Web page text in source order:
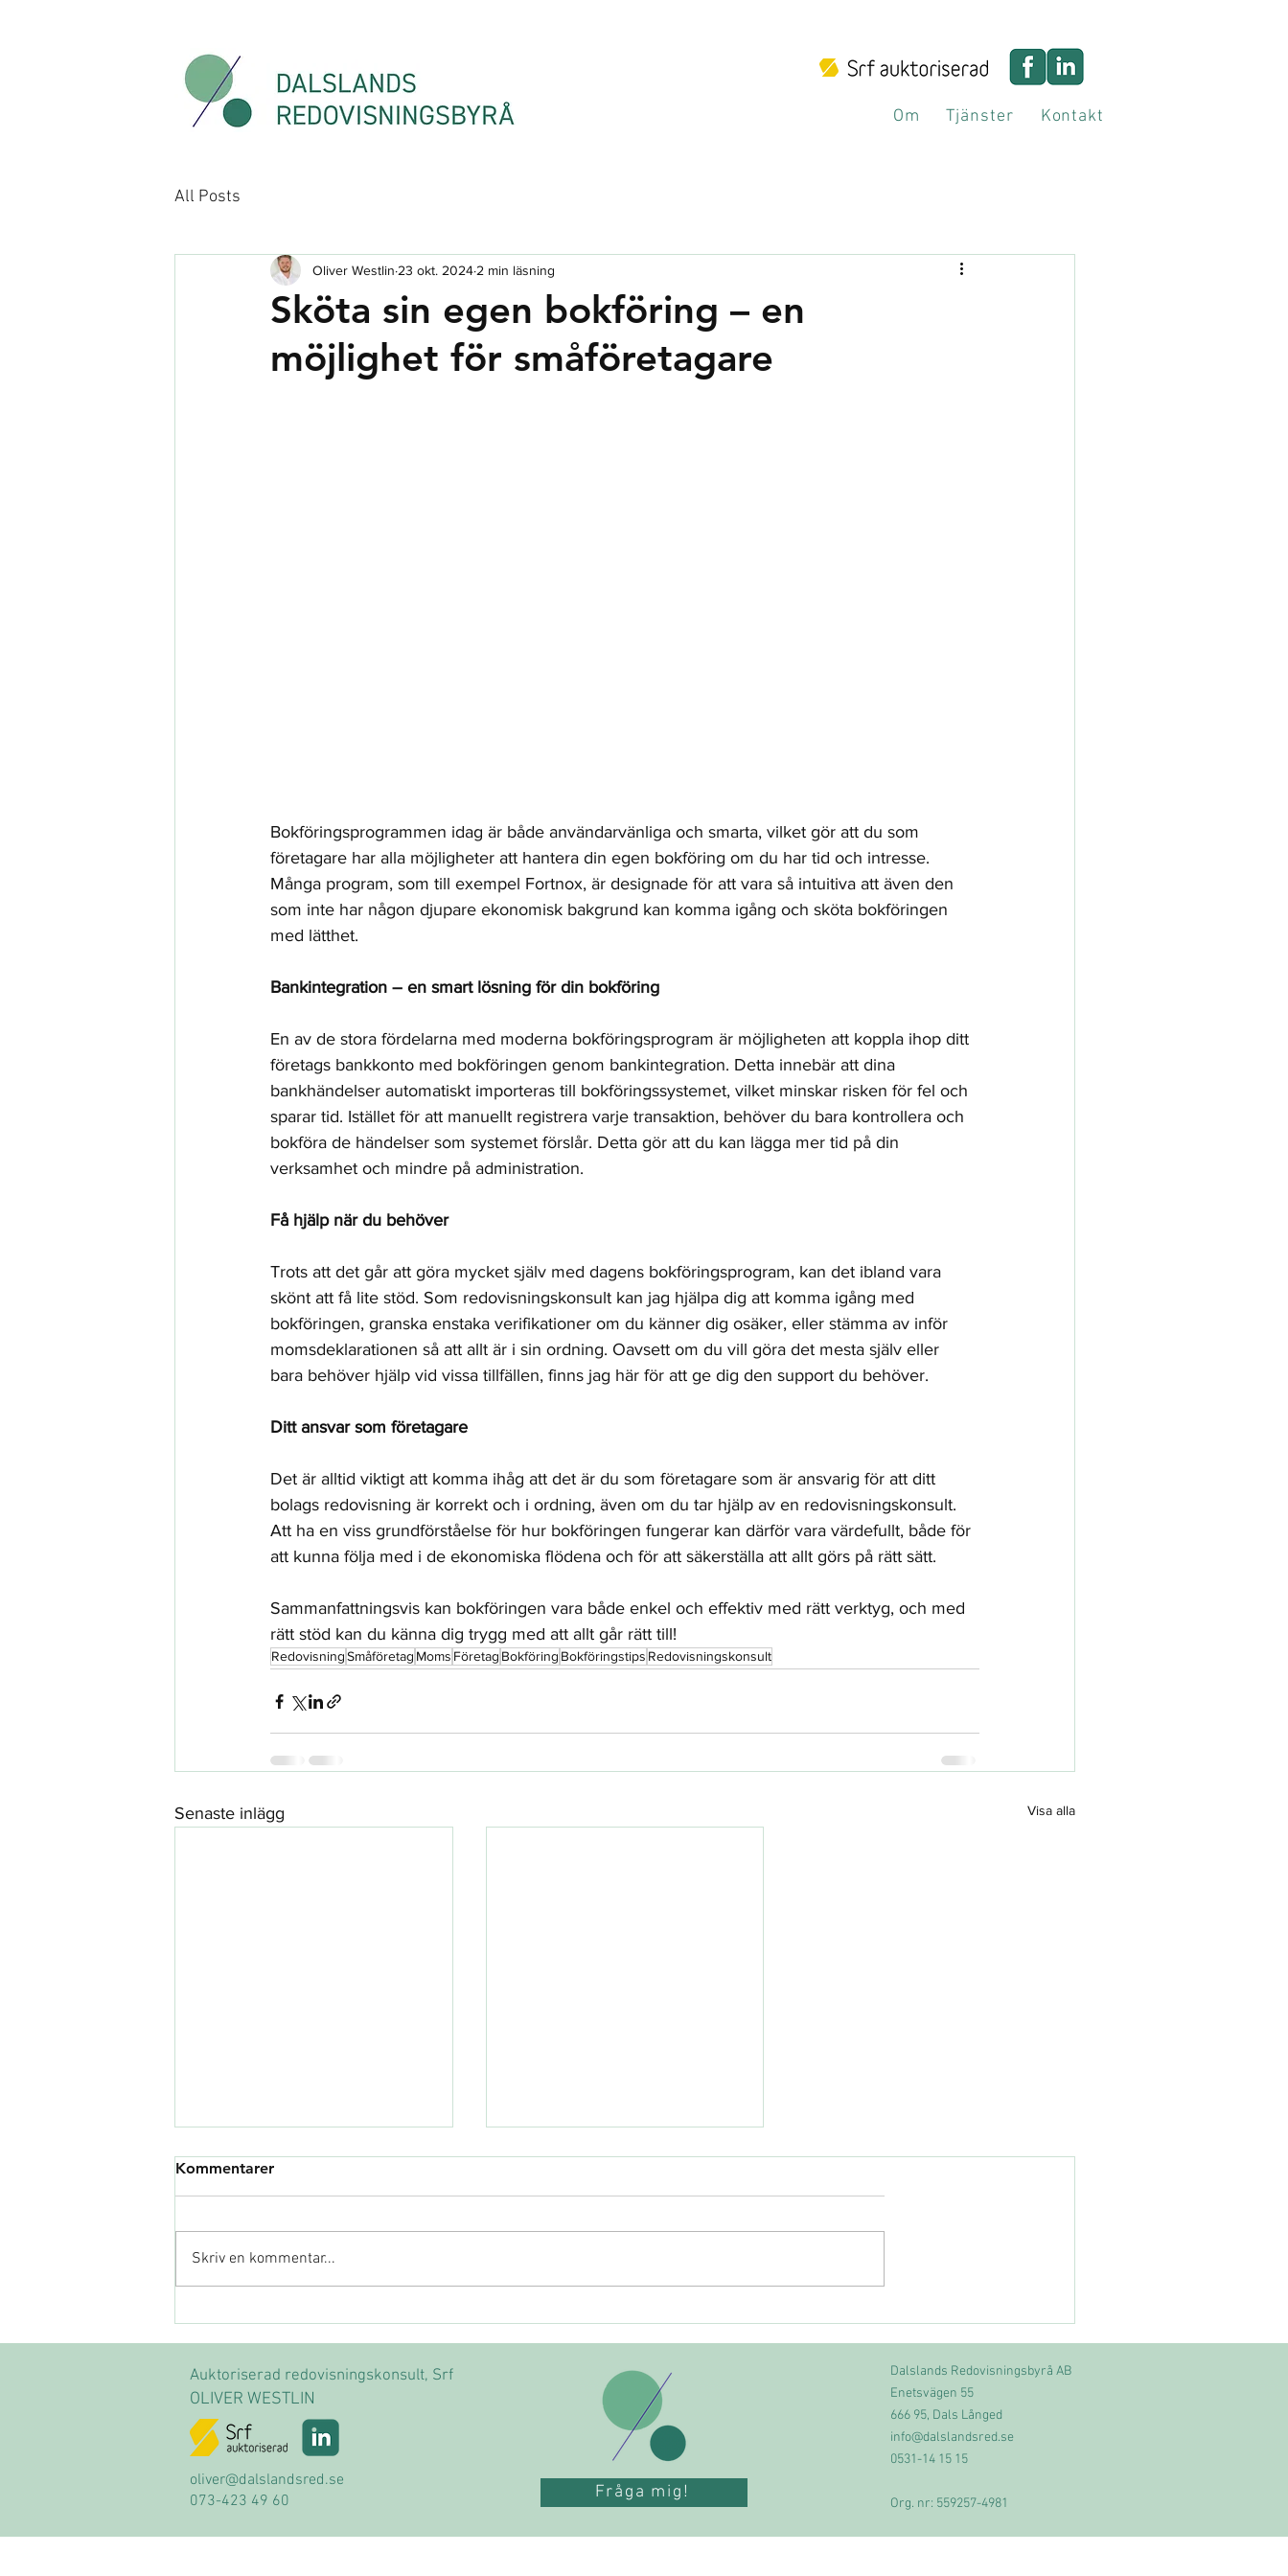
Om Tjänster Kontakt
All Posts
Sköta sin egen bokföring – en
möjlighet för småföretagare
Oliver Westlin 23 okt. 2024 2 min läsning
Bokföringsprogrammen idag är både användarvänliga och smarta, vilket gör att du som
företagare har alla möjligheter att hantera din egen bokföring om du har tid och intresse.
Många program, som till exempel Fortnox, är designade för att vara så intuitiva att även den
som inte har någon djupare ekonomisk bakgrund kan komma igång och sköta bokföringen
med lätthet.
Bankintegration – en smart lösning för din bokföring
En av de stora fördelarna med moderna bokföringsprogram är möjligheten att koppla ihop ditt
företags bankkonto med bokföringen genom bankintegration. Detta innebär att dina
bankhändelser automatiskt importeras till bokföringssystemet, vilket minskar risken för fel och
sparar tid. Istället för att manuellt registrera varje transaktion, behöver du bara kontrollera och
bokföra de händelser som systemet förslår. Detta gör att du kan lägga mer tid på din
verksamhet och mindre på administration.
Få hjälp när du behöver
Trots att det går att göra mycket själv med dagens bokföringsprogram, kan det ibland vara
skönt att få lite stöd. Som redovisningskonsult kan jag hjälpa dig att komma igång med
bokföringen, granska enstaka verifikationer om du känner dig osäker, eller stämma av inför
momsdeklarationen så att allt är i sin ordning. Oavsett om du vill göra det mesta själv eller
bara behöver hjälp vid vissa tillfällen, finns jag här för att ge dig den support du behöver.
Ditt ansvar som företagare
Det är alltid viktigt att komma ihåg att det är du som företagare som är ansvarig för att ditt
bolags redovisning är korrekt och i ordning, även om du tar hjälp av en redovisningskonsult.
Att ha en viss grundförståelse för hur bokföringen fungerar kan därför vara värdefullt, både för
att kunna följa med i de ekonomiska flödena och för att säkerställa att allt görs på rätt sätt.
Sammanfattningsvis kan bokföringen vara både enkel och effektiv med rätt verktyg, och med
rätt stöd kan du känna dig trygg med att allt går rätt till!
RedovisningSmåföretag Moms Företag Bokföring Bokföringstips Redovisningskonsult
Senaste inlägg Visa alla
vid köp från EU – en fälla att
och hur du undviker dem
Kommentarer
Skriv en kommentar...
Auktoriserad redovisningskonsult, Srf
OLIVER WESTLIN
oliver@dalslandsred.se
073-423 49 60
Fråga mig!
Dalslands Redovisningsbyrå AB
Enetsvägen 55
666 95, Dals Långed
info@dalslandsred.se
0531-14 15 15
Org. nr: 559257-4981